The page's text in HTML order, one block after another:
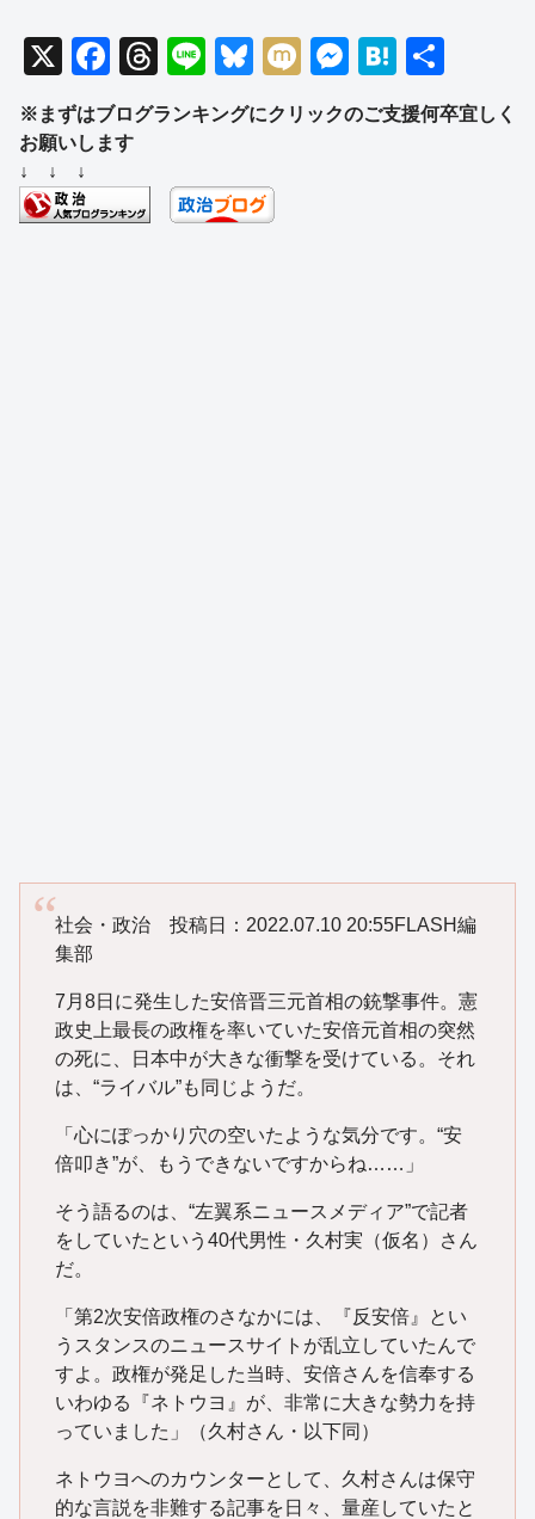
X
F
a
c
b
T
hr
e
d
Li
n
e
Bl
e
y
M
ixi
M
ss
H
at
e
有
※まずはブログランキングにクリックのご支援何卒宜しく
お願いします
↓ ↓ ↓
社会・政治 投稿日：2022.07.10 20:55FLASH編
集部
7月8日に発生した安倍晋三元首相の銃撃事件。憲
政史上最長の政権を率いていた安倍元首相の突然
の死に、日本中が大きな衝撃を受けている。それ
は、“ライバル”も同じようだ。
「心にぽっかり穴の空いたような気分です。“安
倍叩き”が、もうできないですからね……」
そう語るのは、“左翼系ニュースメディア”で記者
をしていたという40代男性・久村実（仮名）さん
だ。
「第2次安倍政権のさなかには、『反安倍』とい
うスタンスのニュースサイトが乱立していたんで
すよ。政権が発足した当時、安倍さんを信奉する
いわゆる『ネトウヨ』が、非常に大きな勢力を持
っていました」（久村さん・以下同）
ネトウヨへのカウンターとして、久村さんは保守
的な言説を非難する記事を日々、量産していたと